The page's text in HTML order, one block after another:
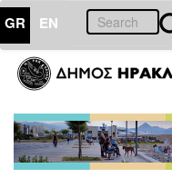
GR EN
ΕΠΙΚΑΙΡΟΤΗΤΑ
-
Δημοπρασίες
Αρχείο